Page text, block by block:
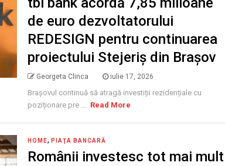
de euro dezvoltatorului
REDESIGN pentru continuarea
proiectului Stejeriș din Brașov
Georgeta Clinca iulie 17, 2026
Brașovul continuă să atragă investiții rezidențiale cu
poziționare pre ... Read More
HOME, PIAŢA BANCARĂ
Românii investesc tot mai mult